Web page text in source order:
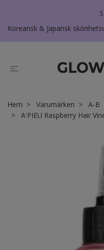
Koreansk & Japansk
Hem Varumärken A-B
A'PIEU Raspberry Hair